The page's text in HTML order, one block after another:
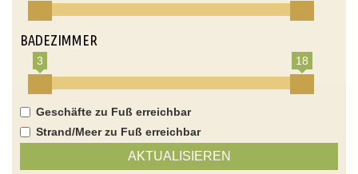
BADEZIMMER
3 18
Geschäfte zu Fuß erreichbar
Strand/Meer zu Fuß erreichbar
AKTUALISIEREN